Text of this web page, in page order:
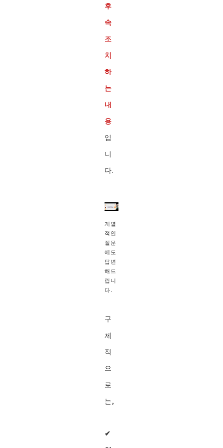
후
속
조
치
하
는
내
용
입
니
다.
개별
적인
질문
에도
답변
해드
립니
다.
구
체
적
으
로
는,
✔︎